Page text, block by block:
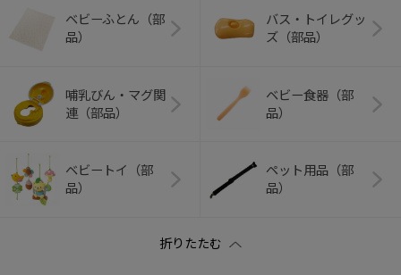
ベビーふとん（部
品）
バス・トイレグッ
ズ（部品）
哺乳びん・マグ関
連（部品）
ベビー食器（部
品）
ベビートイ（部
品）
ペット用品（部
品）